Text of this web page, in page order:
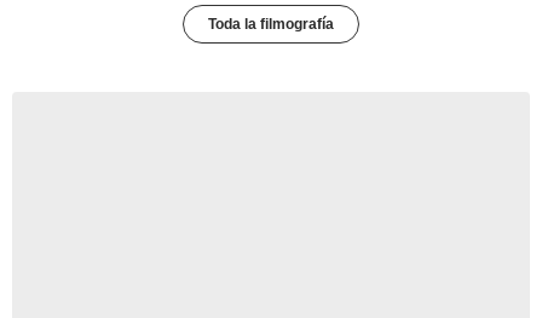
Toda la filmografía